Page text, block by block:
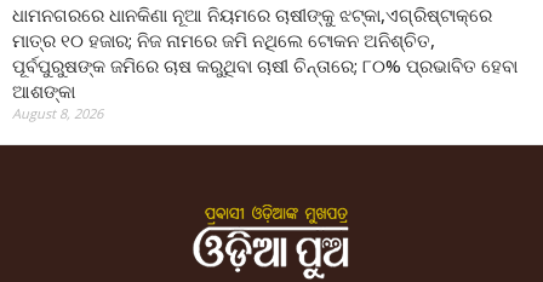
ଧାମନଗରରେ ଧାନକିଣା ନୂଆ ନିୟମରେ ଚାଷୀଙ୍କୁ ଝଟ୍‌କା,ଏଗ୍ରିଷ୍ଟାକ୍‌ରେ
ମାତ୍ର ୧୦ ହଜାର; ନିଜ ନାମରେ ଜମି ନଥିଲେ ଟୋକନ ଅନିଶ୍ଚିତ,
ପୂର୍ବପୁରୁଷଙ୍କ ଜମିରେ ଚାଷ କରୁଥିବା ଚାଷୀ ଚିନ୍ତାରେ; ୮୦% ପ୍ରଭାବିତ ହେବା
ଆଶଙ୍କା
August 8, 2026